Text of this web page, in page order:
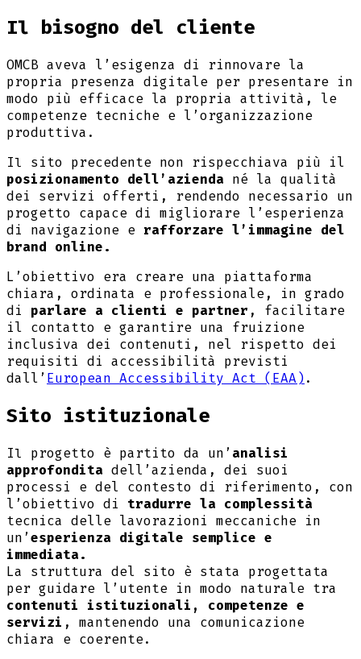
Il bisogno del cliente
OMCB aveva l’esigenza di rinnovare la
propria presenza digitale per presentare in
modo più efficace la propria attività, le
competenze tecniche e l’organizzazione
produttiva.
Il sito precedente non rispecchiava più il
posizionamento dell’azienda né la qualità
dei servizi offerti, rendendo necessario un
progetto capace di migliorare l’esperienza
di navigazione e rafforzare l’immagine del
brand online.
L’obiettivo era creare una piattaforma
chiara, ordinata e professionale, in grado
di parlare a clienti e partner , facilitare
il contatto e garantire una fruizione
inclusiva dei contenuti, nel rispetto dei
requisiti di accessibilità previsti
dall’European Accessibility Act (EAA).
Sito istituzionale
Il progetto è partito da un’analisi
approfondita dell’azienda, dei suoi
processi e del contesto di riferimento, con
l’obiettivo di tradurre la complessità
tecnica delle lavorazioni meccaniche in
un’esperienza digitale semplice e
immediata.
La struttura del sito è stata progettata
per guidare l’utente in modo naturale tra
contenuti istituzionali, competenze e
servizi , mantenendo una comunicazione
chiara e coerente.